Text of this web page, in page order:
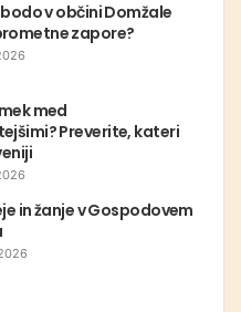
v občini Domžale
zapore?
med
Preverite, kateri
in žanje v Gospodovem